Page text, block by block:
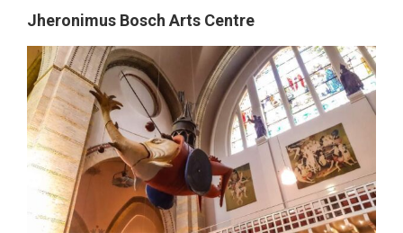
Jheronimus Bosch Arts Centre